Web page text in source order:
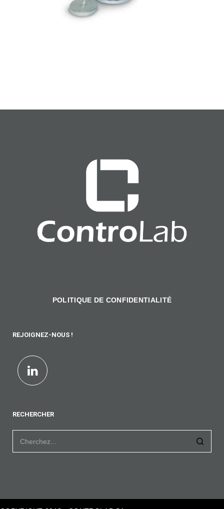
POLITIQUE DE CONFIDENTIALITÉ
REJOIGNEZ-NOUS !
RECHERCHER